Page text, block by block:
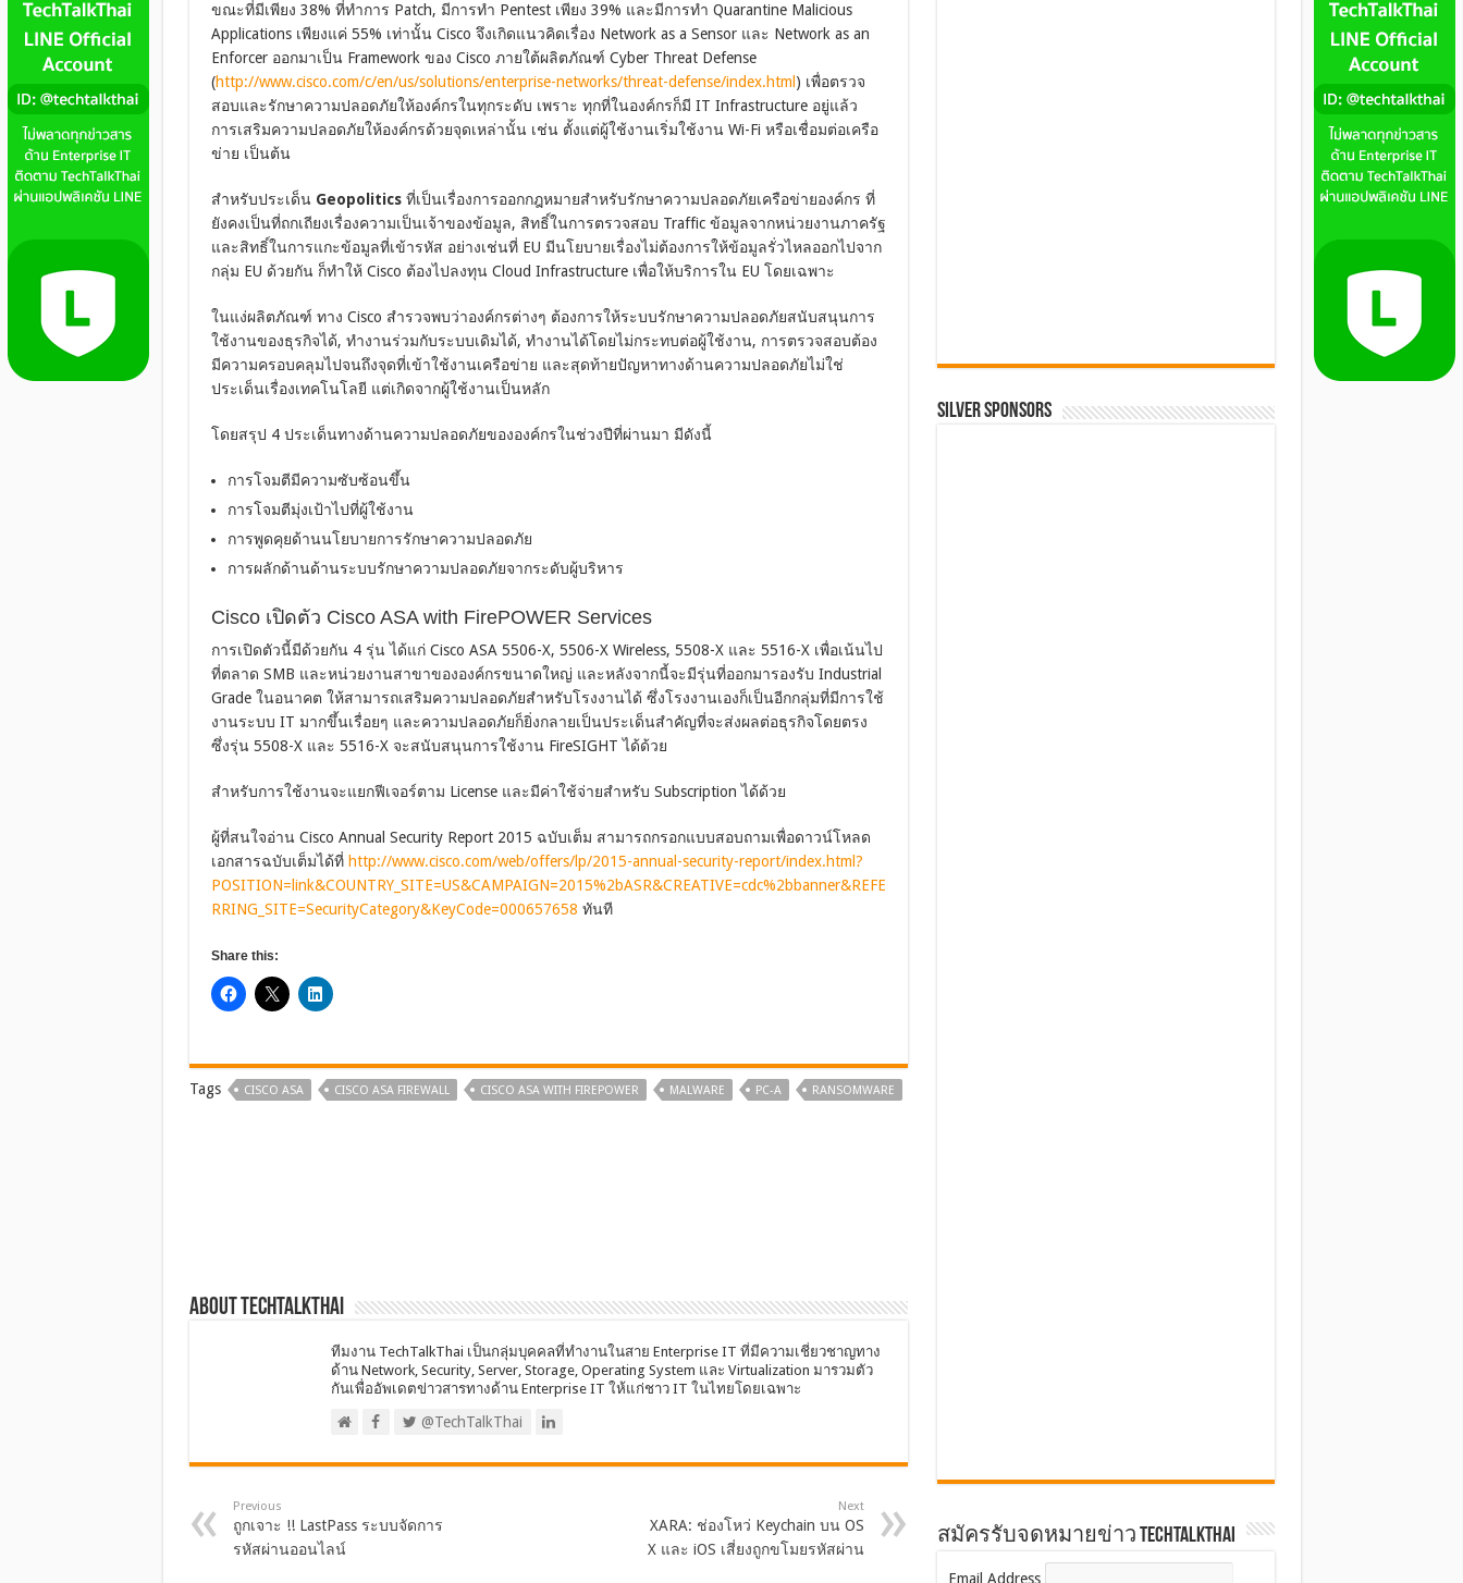
ขณะที่มีเพียง 38% ที่ทำการ Patch, มีการทำ Pentest เพียง 39% และมีการทำ Quarantine Malicious
Applications เพียงแค่ 55% เท่านั้น Cisco จึงเกิดแนวคิดเรื่อง Network as a Sensor และ Network as an
Enforcer ออกมาเป็น Framework ของ Cisco ภายใต้ผลิตภัณฑ์ Cyber Threat Defense
(http://www.cisco.com/c/en/us/solutions/enterprise-networks/threat-defense/index.html ) เพื่อตรวจ
สอบและรักษาความปลอดภัยให้องค์กรในทุกระดับ เพราะ ทุกที่ในองค์กรก็มี IT Infrastructure อยู่แล้ว
การเสริมความปลอดภัยให้องค์กรด้วยจุดเหล่านั้น เช่น ตั้งแต่ผู้ใช้งานเริ่มใช้งาน Wi-Fi หรือเชื่อมต่อเครือ
ข่าย เป็นต้น
สำหรับประเด็น Geopoliticsที่เป็นเรื่องการออกกฎหมายสำหรับรักษาความปลอดภัยเครือข่ายองค์กร ที่
ยังคงเป็นที่ถกเถียงเรื่องความเป็นเจ้าของข้อมูล, สิทธิ์ในการตรวจสอบ Traffic ข้อมูลจากหน่วยงานภาครัฐ
และสิทธิ์ในการแกะข้อมูลที่เข้ารหัส อย่างเช่นที่ EU มีนโยบายเรื่องไม่ต้องการให้ข้อมูลรั่วไหลออกไปจาก
กลุ่ม EU ด้วยกัน ก็ทำให้ Cisco ต้องไปลงทุน Cloud Infrastructure เพื่อให้บริการใน EU โดยเฉพาะ
ในแง่ผลิตภัณฑ์ ทาง Cisco สำรวจพบว่าองค์กรต่างๆ ต้องการให้ระบบรักษาความปลอดภัยสนับสนุนการ
ใช้งานของธุรกิจได้, ทำงานร่วมกับระบบเดิมได้, ทำงานได้โดยไม่กระทบต่อผู้ใช้งาน, การตรวจสอบต้อง
มีความครอบคลุมไปจนถึงจุดที่เข้าใช้งานเครือข่าย และสุดท้ายปัญหาทางด้านความปลอดภัยไม่ใช่
ประเด็นเรื่องเทคโนโลยี แต่เกิดจากผู้ใช้งานเป็นหลัก
โดยสรุป 4 ประเด็นทางด้านความปลอดภัยขององค์กรในช่วงปีที่ผ่านมา มีดังนี้
การโจมตีมีความซับซ้อนขึ้น
การโจมตีมุ่งเป้าไปที่ผู้ใช้งาน
การพูดคุยด้านนโยบายการรักษาความปลอดภัย
การผลักด้านด้านระบบรักษาความปลอดภัยจากระดับผู้บริหาร
Cisco เปิดตัว Cisco ASA with FirePOWER Services
การเปิดตัวนี้มีด้วยกัน 4 รุ่น ได้แก่ Cisco ASA 5506-X, 5506-X Wireless, 5508-X และ 5516-X เพื่อเน้นไป
ที่ตลาด SMB และหน่วยงานสาขาขององค์กรขนาดใหญ่ และหลังจากนี้จะมีรุ่นที่ออกมารองรับ Industrial
Grade ในอนาคต ให้สามารถเสริมความปลอดภัยสำหรับโรงงานได้ ซึ่งโรงงานเองก็เป็นอีกกลุ่มที่มีการใช้
งานระบบ IT มากขึ้นเรื่อยๆ และความปลอดภัยก็ยิ่งกลายเป็นประเด็นสำคัญที่จะส่งผลต่อธุรกิจโดยตรง
ซึ่งรุ่น 5508-X และ 5516-X จะสนับสนุนการใช้งาน FireSIGHT ได้ด้วย
สำหรับการใช้งานจะแยกฟีเจอร์ตาม License และมีค่าใช้จ่ายสำหรับ Subscription ได้ด้วย
ผู้ที่สนใจอ่าน Cisco Annual Security Report 2015 ฉบับเต็ม สามารถกรอกแบบสอบถามเพื่อดาวน์โหลด
เอกสารฉบับเต็มได้ที่ http://www.cisco.com/web/offers/lp/2015-annual-security-report/index.html?
POSITION=link&COUNTRY_SITE=US&CAMPAIGN=2015%2bASR&CREATIVE=cdc%2bbanner&REFE
RRING_SITE=SecurityCategory&KeyCode=000657658 ทันที
Share this:
Tags CISCO ASA CISCO ASA FIREWALL CISCO ASA WITH FIREPOWER MALWARE PC-A RANSOMWARE
About techtalkthai
ทีมงาน TechTalkThai เป็นกลุ่มบุคคลที่ทำงานในสาย Enterprise IT ที่มีความเชี่ยวชาญทาง
ด้าน Network, Security, Server, Storage, Operating System และ Virtualization มารวมตัว
กันเพื่ออัพเดตข่าวสารทางด้าน Enterprise IT ให้แก่ชาว IT ในไทยโดยเฉพาะ
@TechTalkThai
Previous
ถูกเจาะ !! LastPass ระบบจัดการ
รหัสผ่านออนไลน์
Next
XARA: ช่องโหว่ Keychain บน OS
X และ iOS เสี่ยงถูกขโมยรหัสผ่าน
SILVER SPONSORS
สมัครรับจดหมายข่าว TechTalkThai
Email Address